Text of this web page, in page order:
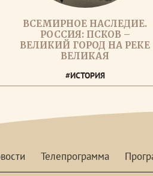
ВСЕМИРНОЕ НАСЛЕДИЕ.
РОССИЯ: ПСКОВ –
ВЕЛИКИЙ ГОРОД НА РЕКЕ
ВЕЛИКАЯ
#ИСТОРИЯ
Телепрограмма